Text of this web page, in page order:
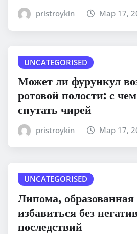
pristroykin_ Мар 17,
UNCATEGORISED
Может ли фурункул
ротовой полости: с
спутать чирей
pristroykin_ Мар 17,
UNCATEGORISED
Липома,
избавиться без
последствий